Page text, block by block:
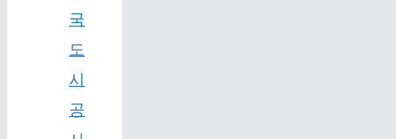
국
도
시
공